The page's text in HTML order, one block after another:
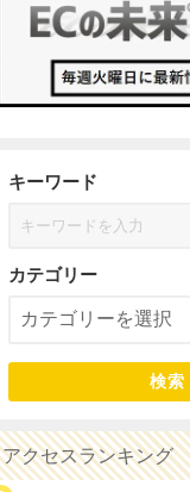
キーワード
カテゴリー
検索
アクセスランキング